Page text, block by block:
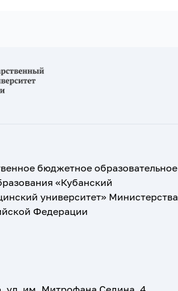
бюджетное образовательное
«Кубанский
университет» Министерства
Федерации